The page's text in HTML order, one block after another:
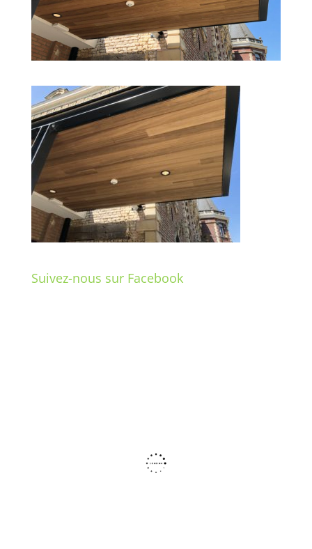
Suivez-nous sur Facebook